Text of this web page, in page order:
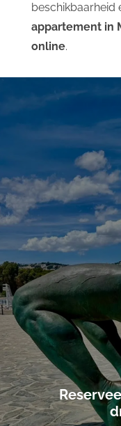
beschikbaarheid
appartement in
online.